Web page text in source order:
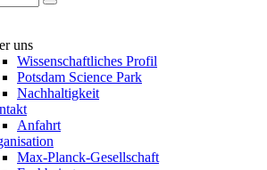
uns
Wissenschaftliches Profil
Potsdam Science Park
Nachhaltigkeit
Anfahrt
Max-Planck-Gesellschaft